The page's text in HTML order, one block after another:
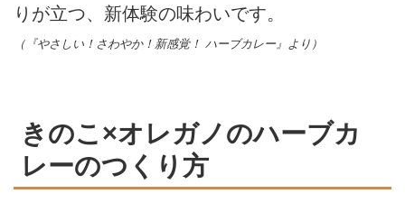
りが立つ、新体験の味わいです。
（『やさしい！さわやか！新感覚！ ハーブカレー』より）
きのこ×オレガノのハーブカ
レーのつくり方